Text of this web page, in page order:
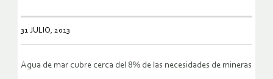
31 JULIO, 2013
Agua de mar cubre cerca del 8% de las necesidades de mineras